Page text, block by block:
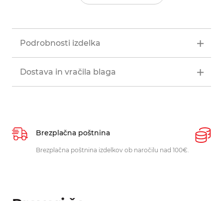
Podrobnosti izdelka
Dostava in vračila blaga
Brezplačna poštnina
Brezplačna poštnina izdelkov ob naročilu nad 100€.